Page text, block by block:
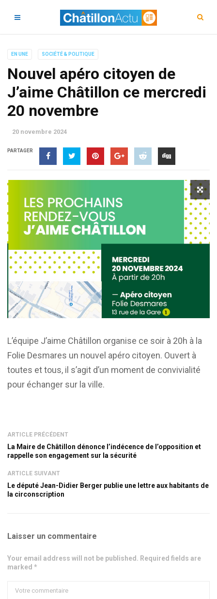
EN UNE SOCIÉTÉ & POLITIQUE
Nouvel apéro citoyen de
J’aime Châtillon ce mercredi
20 novembre
20 novembre 2024
PARTAGER
L’équipe J’aime Châtillon organise ce soir à 20h à la
Folie Desmares un nouvel apéro citoyen. Ouvert à
toutes et tous, il s’agit d’un moment de convivialité
pour échanger sur la ville.
ARTICLE PRÉCÉDENT
La Maire de Châtillon dénonce l’indécence de l’opposition et
rappelle son engagement sur la sécurité
ARTICLE SUIVANT
Le député Jean-Didier Berger publie une lettre aux habitants de
la circonscription
Laisser un commentaire
Your email address will not be published. Required fields are
marked *